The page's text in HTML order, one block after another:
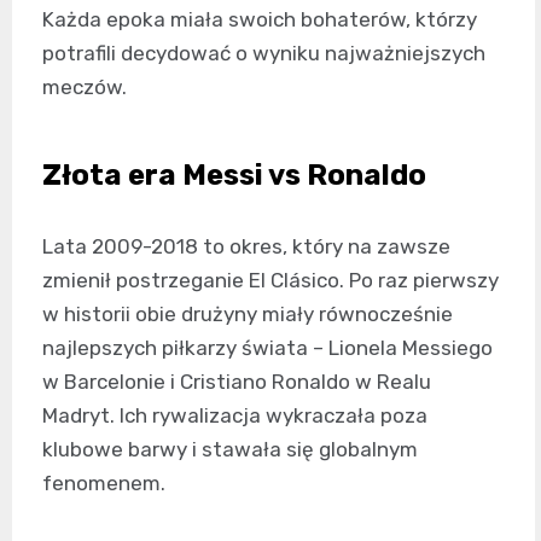
Każda epoka miała swoich bohaterów, którzy
potrafili decydować o wyniku najważniejszych
meczów.
Złota era Messi vs Ronaldo
Lata 2009-2018 to okres, który na zawsze
zmienił postrzeganie El Clásico. Po raz pierwszy
w historii obie drużyny miały równocześnie
najlepszych piłkarzy świata – Lionela Messiego
w Barcelonie i Cristiano Ronaldo w Realu
Madryt. Ich rywalizacja wykraczała poza
klubowe barwy i stawała się globalnym
fenomenem.